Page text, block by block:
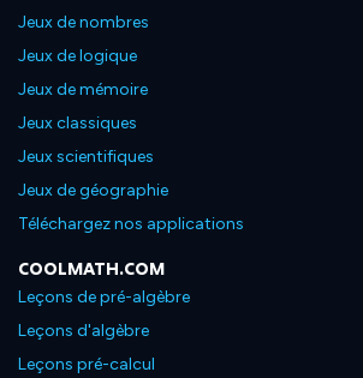
Jeux de nombres
Jeux de logique
Jeux de mémoire
Jeux classiques
Jeux scientifiques
Jeux de géographie
Téléchargez nos applications
COOLMATH.COM
Leçons de pré-algèbre
Leçons d'algèbre
Leçons pré-calcul